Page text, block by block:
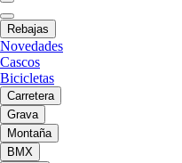
Rebajas
Novedades
Cascos
Bicicletas
Carretera
Grava
Montaña
BMX